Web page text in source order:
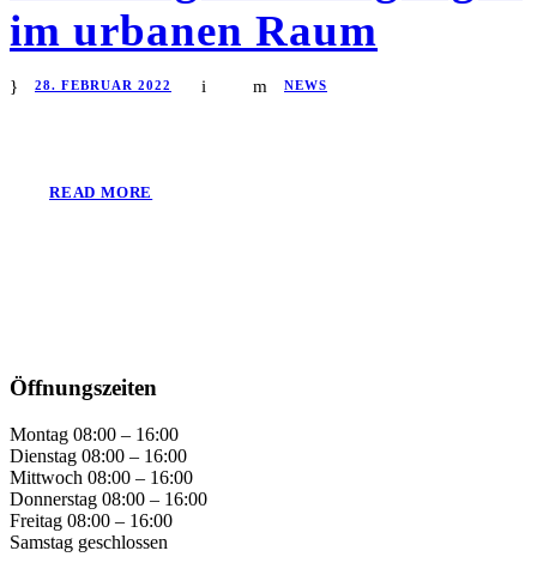
im urbanen Raum
28. FEBRUAR 2022 NEWS
READ MORE
Öffnungszeiten
Montag 08:00 – 16:00
Dienstag 08:00 – 16:00
Mittwoch 08:00 – 16:00
Donnerstag 08:00 – 16:00
Freitag 08:00 – 16:00
Samstag geschlossen